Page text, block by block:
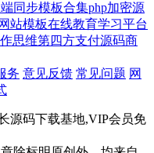
同步模板合集php加密源
站模板在线教育学习平台
思维第四方支付源码商
务 意见反馈 常见问题 网
源码下载基地,VIP会员免